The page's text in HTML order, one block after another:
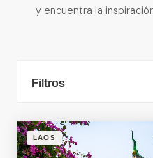
y encuentra la
Filtros
LAOS